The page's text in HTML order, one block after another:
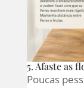
5. Afaste as
Poucas